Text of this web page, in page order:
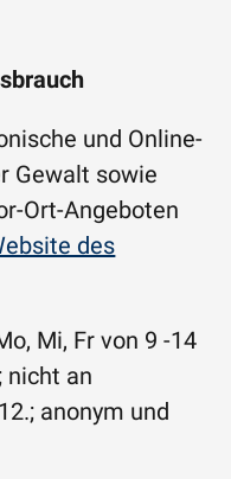
und Online-
Gewalt sowie
Ort-Angeboten
des
Mi, Fr von 9 -14
nicht an
anonym und